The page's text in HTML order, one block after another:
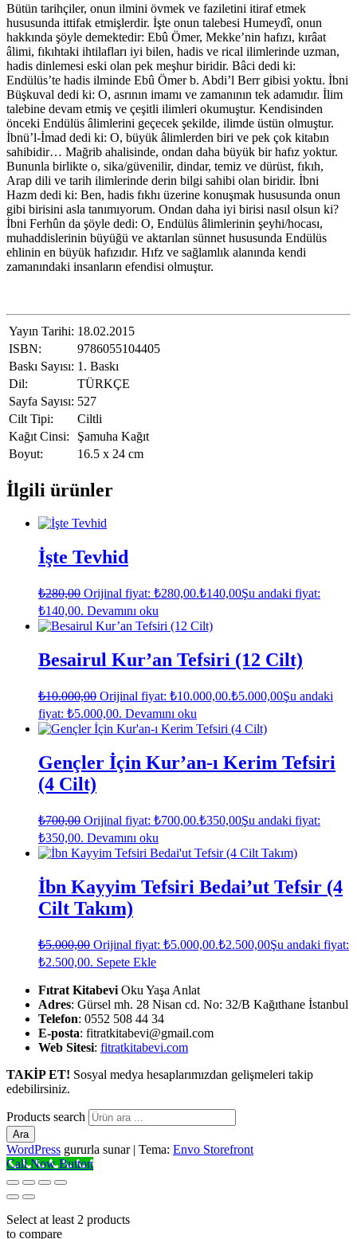
Bütün tarihçiler, onun ilmini övmek ve faziletini itiraf etmek
hususunda ittifak etmişlerdir. İşte onun talebesi Humeydî, onun
hakkında şöyle demektedir: Ebû Ömer, Mekke’nin hafızı, kırâat
âlimi, fıkıhtaki ihtilafları iyi bilen, hadis ve rical ilimlerinde uzman,
hadis dinlemesi eski olan pek meşhur biridir. Bâci dedi ki:
Endülüs’te hadis ilminde Ebû Ömer b. Abdi’l Berr gibisi yoktu. İbni
Büşkuval dedi ki: O, asrının imamı ve zamanının tek adamıdır. İlim
talebine devam etmiş ve çeşitli ilimleri okumuştur. Kendisinden
önceki Endülüs âlimlerini geçecek şekilde, ilimde üstün olmuştur.
İbnü’l-İmad dedi ki: O, büyük âlimlerden biri ve pek çok kitabın
sahibidir… Mağrib ahalisinde, ondan daha büyük bir hafız yoktur.
Bununla birlikte o, sika/güvenilir, dindar, temiz ve dürüst, fıkıh,
Arap dili ve tarih ilimlerinde derin bilgi sahibi olan biridir. İbni
Hazm dedi ki: Ben, hadis fıkhı üzerine konuşmak hususunda onun
gibi birisini asla tanımıyorum. Ondan daha iyi birisi nasıl olsun ki?
İbni Ferhûn da şöyle dedi: O, Endülüs âlimlerinin şeyhi/hocası,
muhaddislerinin büyüğü ve aktarılan sünnet hususunda Endülüs
ehlinin en büyük hafızıdır. Hıfz ve sağlamlık alanında kendi
zamanındaki insanların efendisi olmuştur.
Yayın Tarihi: 18.02.2015
ISBN:
9786055104405
Baskı Sayısı: 1. Baskı
Dil:
TÜRKÇE
Sayfa Sayısı: 527
Cilt Tipi:
Ciltli
Kağıt Cinsi:
Şamuha Kağıt
Boyut:
16.5 x 24 cm
İlgili ürünler
İşte Tevhid
₺280,00 Orijinal fiyat: ₺280,00.₺140,00Şu andaki fiyat:
₺140,00. Devamını oku
Besairul Kur’an Tefsiri (12 Cilt)
₺10.000,00 Orijinal fiyat: ₺10.000,00.₺5.000,00Şu andaki
fiyat: ₺5.000,00. Devamını oku
Gençler İçin Kur’an-ı Kerim Tefsiri
(4 Cilt)
₺700,00 Orijinal fiyat: ₺700,00.₺350,00Şu andaki fiyat:
₺350,00. Devamını oku
İbn Kayyim Tefsiri Bedai’ut Tefsir (4
Cilt Takım)
₺5.000,00 Orijinal fiyat: ₺5.000,00.₺2.500,00Şu andaki fiyat:
₺2.500,00. Sepete Ekle
Fıtrat Kitabevi Oku Yaşa Anlat
Adres: Gürsel mh. 28 Nisan cd. No: 32/B Kağıthane İstanbul
Telefon: 0552 508 44 34
E-posta: fitratkitabevi@gmail.com
Web Sitesi: fitratkitabevi.com
TAKİP ET! Sosyal medya hesaplarımızdan gelişmeleri takip
edebilirsiniz.
Products search
Ara
WordPress gururla sunar | Tema: Envo Storefront
Call Now Button
Select at least 2 products
to compare